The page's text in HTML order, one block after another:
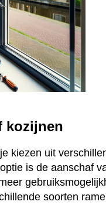
kozijnen
kiezen uit
is de aanschaf
soorten